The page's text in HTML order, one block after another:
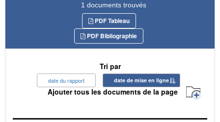
1 documents trouvés
PDF Tableau
PDF Bibliographie
Tri par
date du rapport date de mise en ligne
Ajouter tous les documents de la page